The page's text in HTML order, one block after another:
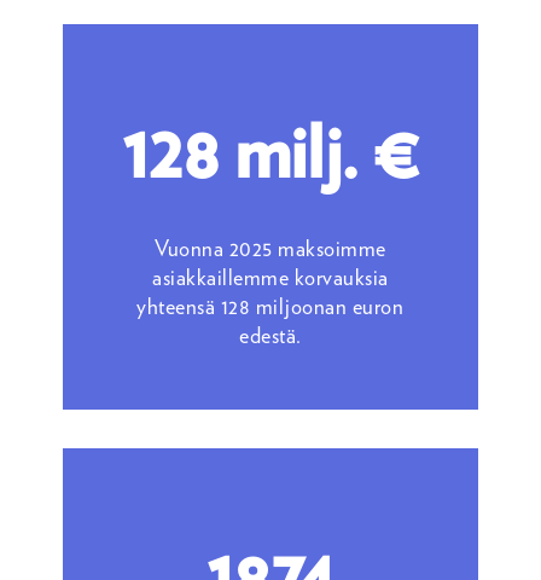
128 milj. €
Vuonna 2025 maksoimme
asiakkaillemme korvauksia
yhteensä 128 miljoonan euron
edestä.